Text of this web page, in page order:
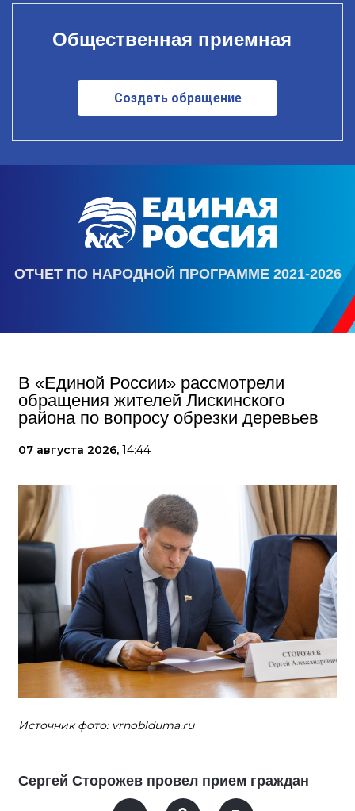
Общественная приемная
Создать обращение
ОТЧЕТ ПО НАРОДНОЙ ПРОГРАММЕ 2021-2026
В «Единой России» рассмотрели
обращения жителей Лискинского
района по вопросу обрезки деревьев
07 августа 2026, 14:44
Источник фото: vrnoblduma.ru
Сергей Сторожев провел прием граждан